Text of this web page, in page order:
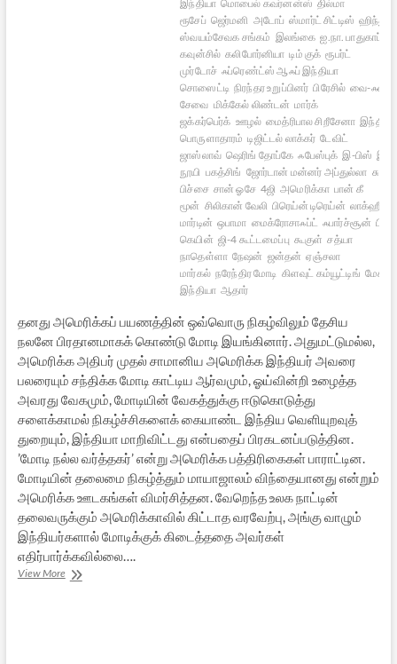
இந்தியா மொபைல் கவர்னன்ஸ் தில்மா
ரூசேப் ஜெர்மனி அடோப் ஸ்மார்ட் சிட்டிஸ் ஹிந்து
ஸ்வயம்சேவக சங்கம் இலங்கை ஐ.நா. பாதுகாப்பு
கவுன்சில் கலிபோர்னியா டிம் குக் ரூபர்ட்
முர்டோச் ஃப்ரெண்ட்ஸ் ஆஃப் இந்தியா
சொஸைட்டி நிரந்தர உறுப்பினர் பிரேசில் வை-ஃபை
சேவை மிக்கேல் லிண்டன் மார்க்
ஜக்கர்பெர்க் ஊழல் மைத்ரிபால சிறீசேனா இந்தியப்
பொருளாதாரம் டிஜிட்டல் லாக்கர் டேவிட்
ஜாஸ்லாவ் ஷெரிங் தோப்கே ஃபேஸ்புக் இ-பிஸ்
நூயி பகத்சிங் ஜோர்டான் மன்னர் அப்துல்லா சுந்தர்
பிச்சை சான் ஓசே 4ஜி அமெரிக்கா பான் கீ
மூன் சிலிகான் வேலி பிரெய்ன் டிரெய்ன் லாக்ஹீட்
மார்டின் ஒபாமா மைக்ரோசாஃப்ட் ஃபார்ச்சூன்
கெயின் ஜி-4 கூட்டமைப்பு கூகுள் சத்யா
நாதெள்ளா நேஷன் ஜன்தன் ஏஞ்சலா
மார்கல் நரேந்திர மோடி கிளவுட் கம்யூட்டிங் மேக்
இந்தியா ஆதார்
தனது அமெரிக்கப் பயணத்தின் ஒவ்வொரு நிகழ்விலும் தேசிய
நலனே பிரதானமாகக் கொண்டு மோடி இயங்கினார். அதுமட்டுமல்ல,
அமெரிக்க அதிபர் முதல் சாமானிய அமெரிக்க இந்தியர் அவரை
பலரையும் சந்திக்க மோடி காட்டிய ஆர்வமும், ஓய்வின்றி உழைத்த
அவரது வேகமும், மோடியின் வேகத்துக்கு ஈடுகொடுத்து
சளைக்காமல் நிகழ்ச்சிகளைக் கையாண்ட இந்திய வெளியுறவுத்
துறையும், இந்தியா மாறிவிட்டது என்பதைப் பிரகடனப்படுத்தின.
’மோடி நல்ல வர்த்தகர்’ என்று அமெரிக்க பத்திரிகைகள் பாராட்டின.
மோடியின் தலைமை நிகழ்த்தும் மாயாஜாலம் விந்தையானது என்றும்
அமெரிக்க ஊடகங்கள் விமர்சித்தன. வேறெந்த உலக நாட்டின்
தலைவருக்கும் அமெரிக்காவில் கிட்டாத வரவேற்பு, அங்கு வாழும்
இந்தியர்களால் மோடிக்குக் கிடைத்ததை அவர்கள்
எதிர்பார்க்கவில்லை….
View Moreமோடியின்